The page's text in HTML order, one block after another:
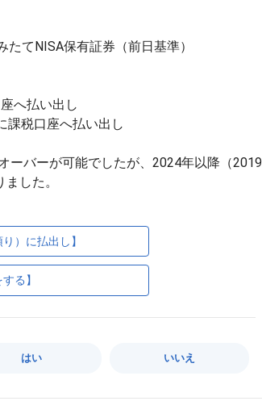
てNISA保有証券（前日基準）
へ払い出し
課税口座へ払い出し
ーバーが可能でしたが、2024年以降（2019
した。
）に払出し】
る】
はい いいえ